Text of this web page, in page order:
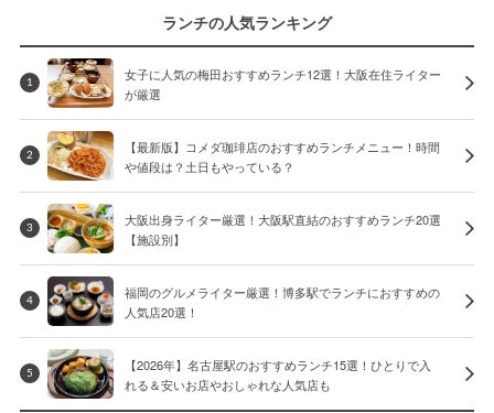
ランチの人気ランキング
1
女子に人気の梅田おすすめランチ12選！大阪在住ライター
が厳選
2
【最新版】コメダ珈琲店のおすすめランチメニュー！時間
や値段は？土日もやっている？
3
大阪出身ライター厳選！大阪駅直結のおすすめランチ20選
【施設別】
4
福岡のグルメライター厳選！博多駅でランチにおすすめの
人気店20選！
5
【2026年】名古屋駅のおすすめランチ15選！ひとりで入
れる＆安いお店やおしゃれな人気店も